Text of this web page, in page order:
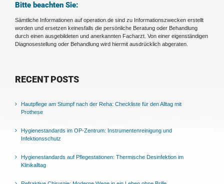
Bitte beachten Sie:
Sämtliche Informationen auf operation.de sind zu Informationszwecken erstellt
worden und ersetzen keinesfalls die persönliche Beratung oder Behandlung
durch einen ausgebildeten und anerkannten Facharzt. Von einer eigenständigen
Diagnosestellung oder Behandlung wird hiermit ausdrücklich abgeraten.
RECENT POSTS
Hautpflege am Stumpf nach der Reha: Checkliste für den Alltag mit
Prothese
Hygienestandards im OP-Zentrum: Instrumentenreinigung und
Infektionsschutz
Hygienestandards auf Pflegestationen: Thermische Desinfektion im
Klinikalltag